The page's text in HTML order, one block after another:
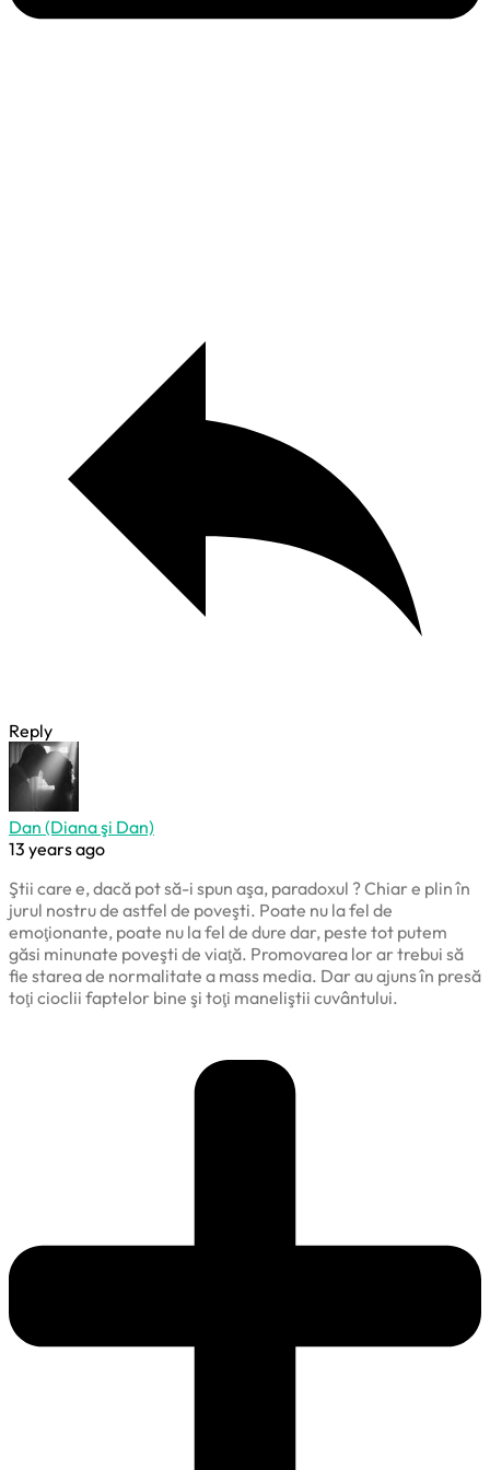
Reply
Dan (Diana şi Dan)
13 years ago
Ştii care e, dacă pot să-i spun aşa, paradoxul ? Chiar e plin în
jurul nostru de astfel de poveşti. Poate nu la fel de
emoţionante, poate nu la fel de dure dar, peste tot putem
găsi minunate poveşti de viaţă. Promovarea lor ar trebui să
fie starea de normalitate a mass media. Dar au ajuns în presă
toţi cioclii faptelor bine şi toţi maneliştii cuvântului.